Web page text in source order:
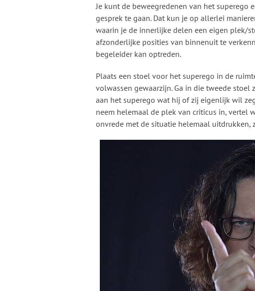
Je kunt de beweegredenen van het
gesprek te gaan. Dat kun je op allerlei
waarin je de innerlijke delen een eigen plek/
afzonderlijke posities van binnenuit te
begeleider kan optreden.
Plaats een stoel voor het superego in de
volwassen gewaarzijn. Ga in die tweede
aan het superego wat hij of zij eigenlijk wil
neem helemaal de plek van criticus in, vertel
onvrede met de situatie helemaal uitdrukken,